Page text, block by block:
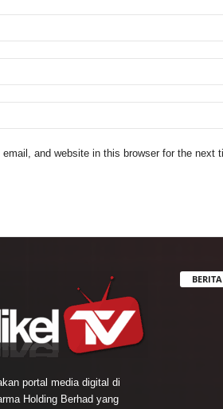
and website in this browser for the next
portal media digital di
Holding Berhad yang